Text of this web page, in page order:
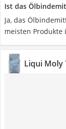
Ist das
Ja, das
meisten Produkte
Liqui Moly